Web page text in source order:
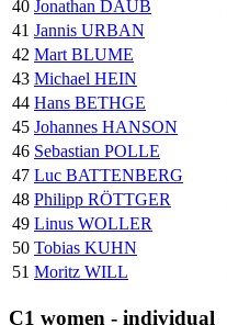
40 Jonathan DAUB
41 Jannis URBAN
42 Mart BLUME
43 Michael HEIN
44 Hans BETHGE
45 Johannes HANSON
46 Sebastian POLLE
47 Luc BATTENBERG
48 Philipp RÖTTGER
49 Linus WOLLER
50 Tobias KUHN
51 Moritz WILL
C1 women - individual